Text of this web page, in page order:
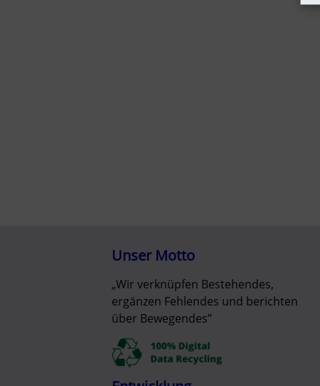
Unser Motto
„Wir verknüpfen Bestehendes,
ergänzen Fehlendes und berichten
über Bewegendes”